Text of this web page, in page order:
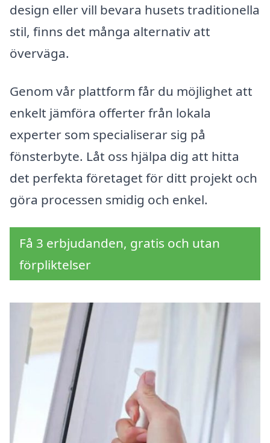
design eller vill bevara husets traditionella
stil, finns det många alternativ att
överväga.
Genom vår plattform får du möjlighet att
enkelt jämföra offerter från lokala
experter som specialiserar sig på
fönsterbyte. Låt oss hjälpa dig att hitta
det perfekta företaget för ditt projekt och
göra processen smidig och enkel.
Få 3 erbjudanden, gratis och utan
förpliktelser